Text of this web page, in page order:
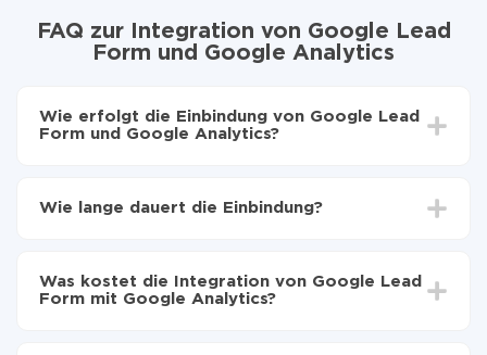
FAQ zur Integration von Google Lead
Form und Google Analytics
Wie erfolgt die Einbindung von Google Lead
Form und Google Analytics?
Google Analytics zu übertragen
Lead Form auf Google Analytics übertragen
Wie lange dauert die Einbindung?
Im Durchschnitt dauert es 10-15 Minuten.
Was kostet die Integration von Google Lead
Form mit Google Analytics?